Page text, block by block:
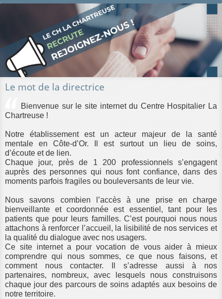
Le mot de la directrice
Bienvenue sur le site internet du Centre Hospitalier La
Chartreuse !
Notre établissement est un acteur majeur de la santé
mentale en Côte-d’Or. Il est surtout un lieu de soins,
d’écoute et de lien.
Chaque jour, près de 1 200 professionnels s’engagent
auprès des personnes qui nous font confiance, dans des
moments parfois fragiles ou bouleversants de leur vie.
Nous savons combien l’accès à une prise en charge
bienveillante et coordonnée est essentiel, tant pour les
patients que pour leurs familles. C’est pourquoi nous nous
attachons à renforcer l’accueil, la lisibilité de nos services et
la qualité du dialogue avec nos usagers.
Ce site internet a pour vocation de vous aider à mieux
comprendre qui nous sommes, ce que nous faisons, et
comment nous contacter. Il s’adresse aussi à nos
partenaires, nombreux, avec lesquels nous construisons
chaque jour des parcours de soins adaptés aux besoins de
notre territoire.